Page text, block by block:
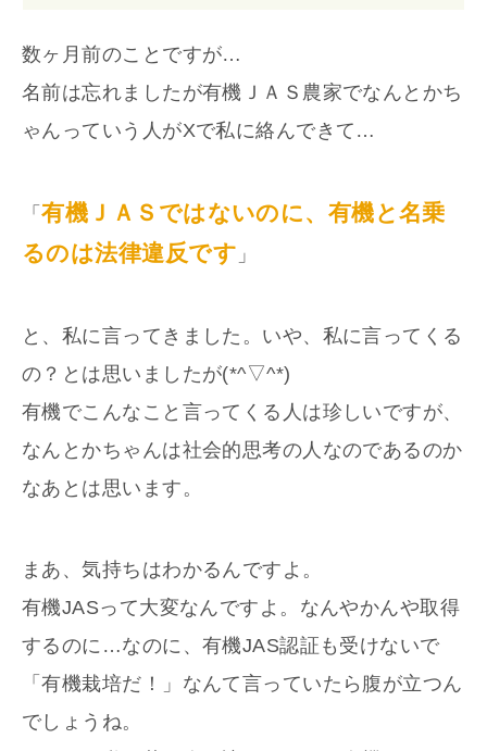
数ヶ月前のことですが…
名前は忘れましたが有機ＪＡＳ農家でなんとかち
ゃんっていう人がXで私に絡んできて…
「有機ＪＡＳではないのに、有機と名乗
るのは法律違反です 」
と、私に言ってきました。いや、私に言ってくる
の？とは思いましたが(*^▽^*)
有機でこんなこと言ってくる人は珍しいですが、
なんとかちゃんは社会的思考の人なのであるのか
なあとは思います。
まあ、気持ちはわかるんですよ。
有機JASって大変なんですよ。なんやかんや取得
するのに…なのに、有機JAS認証も受けないで
「有機栽培だ！」なんて言っていたら腹が立つん
でしょうね。